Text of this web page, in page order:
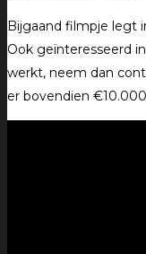
Bijgaand filmpje legt
Ook geïnteresseerd
werkt, neem dan
er bovendien